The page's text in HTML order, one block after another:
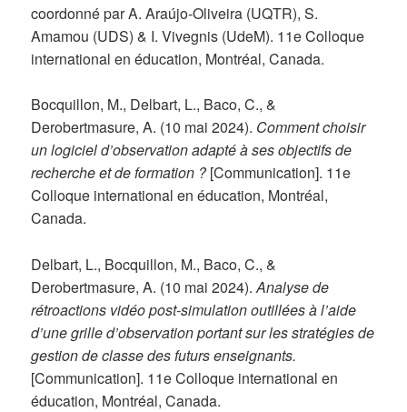
coordonné par A. Araújo-Oliveira (UQTR), S.
Amamou (UDS) & I. Vivegnis (UdeM). 11e Colloque
international en éducation, Montréal, Canada.
Bocquillon, M., Delbart, L., Baco, C., &
Derobertmasure, A. (10 mai 2024). Comment choisir
un logiciel d’observation adapté à ses objectifs de
recherche et de formation ?[Communication]. 11e
Colloque international en éducation, Montréal,
Canada.
Delbart, L., Bocquillon, M., Baco, C., &
Derobertmasure, A. (10 mai 2024).Analyse de
rétroactions vidéo post-simulation outillées à l’aide
d’une grille d’observation portant sur les stratégies de
gestion de classe des futurs enseignants.
[Communication]. 11e Colloque international en
éducation, Montréal, Canada.